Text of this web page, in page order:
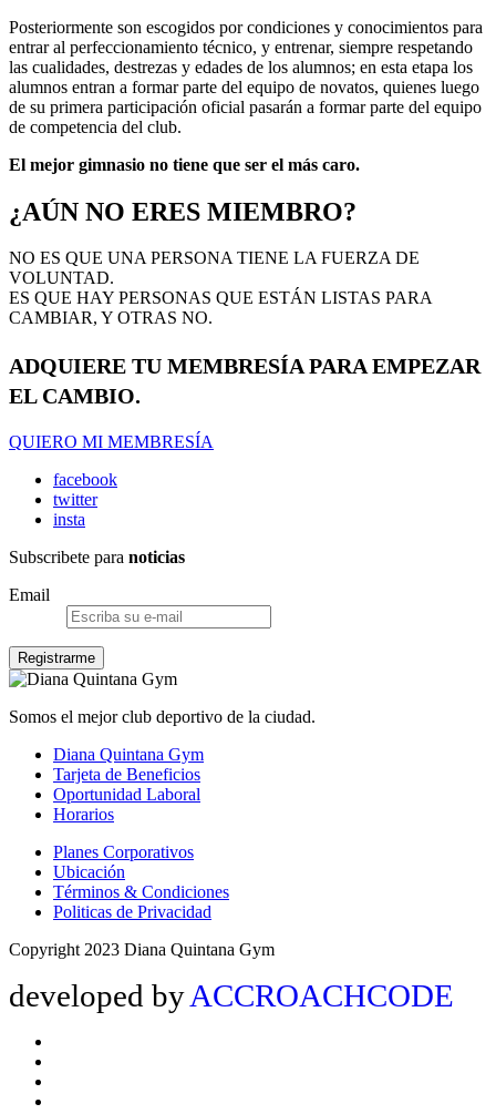
Posteriormente son escogidos por condiciones y conocimientos para
entrar al perfeccionamiento técnico, y entrenar, siempre respetando
las cualidades, destrezas y edades de los alumnos; en esta etapa los
alumnos entran a formar parte del equipo de novatos, quienes luego
de su primera participación oficial pasarán a formar parte del equipo
de competencia del club.
El mejor gimnasio no tiene que ser el más caro.
¿AÚN NO ERES MIEMBRO?
NO ES QUE UNA PERSONA TIENE LA FUERZA DE
VOLUNTAD.
ES QUE HAY PERSONAS QUE ESTÁN LISTAS PARA
CAMBIAR, Y OTRAS NO.
ADQUIERE TU MEMBRESÍA PARA EMPEZAR
EL CAMBIO.
QUIERO MI MEMBRESÍA
facebook
twitter
insta
Subscribete para noticias
Email
Somos el mejor club deportivo de la ciudad.
Diana Quintana Gym
Tarjeta de Beneficios
Oportunidad Laboral
Horarios
Planes Corporativos
Ubicación
Términos & Condiciones
Politicas de Privacidad
Copyright 2023 Diana Quintana Gym
developed byACCROACHCODE